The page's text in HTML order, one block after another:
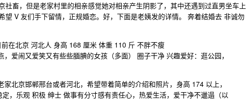
社畜，但是老家村里的相亲感觉她对相亲产生阴影了，其中还遇到过直男坐车上
望 V 友们手下留情，正规婚恋。好，下面是老姨发的详情。 奔着结婚去 非诚勿
在北京 河北人 身高 168 厘米 体重 110 斤 不胖不瘦
爱闹又爱笑又有些些腼腆的女孩（多面） 圈子干净 兴趣爱好：逛公园，
北京邯郸邢台或者河北，希望带着简单的介绍和照片，身高 174 以上，
，乐观 积极 绅士 做事有分寸感有责任心，热爱生活，爱干净不邋遢（以